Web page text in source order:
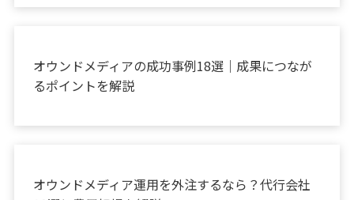
オウンドメディアの成功事例18選｜成果につなが
るポイントを解説
オウンドメディア運用を外注するなら？代行会社